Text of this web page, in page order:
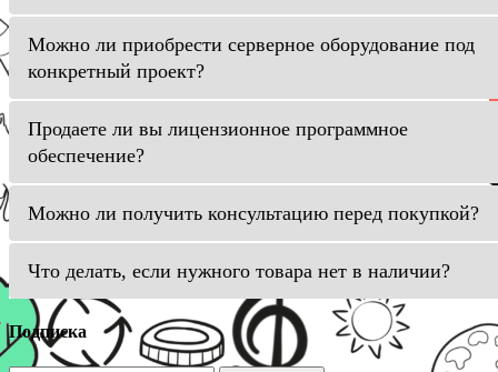
Можно ли приобрести серверное оборудование под
конкретный проект?
Продаете ли вы лицензионное программное
обеспечение?
Можно ли получить консультацию перед покупкой?
Что делать, если нужного товара нет в наличии?
Подписка